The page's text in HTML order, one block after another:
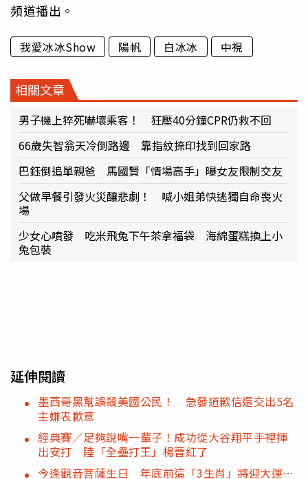
頻道播出。
我愛冰冰Show 陽帆 白冰冰 中視
相關文章
男子機上猝死嚇壞乘客！ 狂壓40分鐘CPR仍救不回
66歲失智翁天冷倒路邊 靠指紋捺印找到回家路
巴鈺倒追單親爸 馬國賢「情場高手」曝女友限制交友
父做早餐引發火災釀悲劇！ 喊小姐弟快逃獨自命喪火
場
少女心噴發 吃米飛兔下午茶拿福袋 海綿蛋糕換上小
兔包裝
延伸閱讀
墨西哥黑幫誤殺美國公民！ 急發道歉信還交出5名
主嫌表歉意
經典賽／足夠說嘴一輩子！成功從大谷翔平手裡揮
出安打 陸「全壘打王」楊晉紅了
今逢觀音菩薩生日 年底前這「3生肖」將迎大運…